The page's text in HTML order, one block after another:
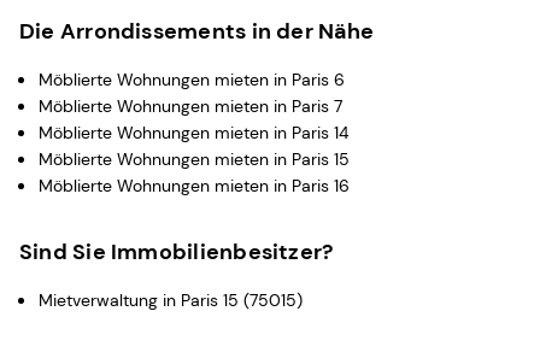
Die Arrondissements in der Nähe
Möblierte Wohnungen mieten in Paris 6
Möblierte Wohnungen mieten in Paris 7
Möblierte Wohnungen mieten in Paris 14
Möblierte Wohnungen mieten in Paris 15
Möblierte Wohnungen mieten in Paris 16
Sind Sie Immobilienbesitzer?
Mietverwaltung in Paris 15 (75015)